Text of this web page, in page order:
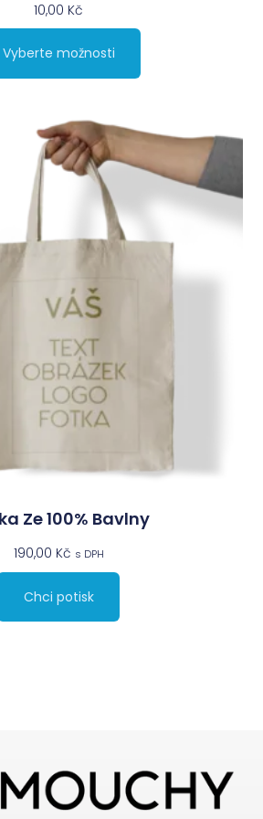
10,00 Kč
Vyberte možnosti
Ze 100% Bavlny
190,00 Kč s DPH
Chci potisk